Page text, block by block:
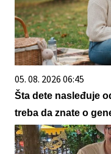
05. 08. 2026 06:45
Šta dete nasleđuje
treba da znate o